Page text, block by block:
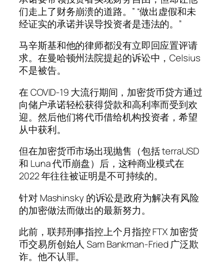
们走上了财务崩溃的道路。” “做出虚假和未
经证实的承诺并误导投资者是违法的。”
马辛斯基和他的律师都没有立即回应置评请
求。在曼哈顿州法院提起的诉讼中，Celsius
不是被告。
在 COVID-19 大流行期间，加密货币贷方通过
向储户承诺轻松获得贷款和高利率而受到欢
迎。然后他们将代币借给机构投资者，希望
从中获利。
但在加密货币市场出现抛售（包括 terraUSD
和 Luna 代币崩盘）后，这种商业模式在
2022 年往往被证明是不可持续的。
针对 Mashinsky 的诉讼是政府为解决有风险
的加密做法而做出的最新努力。
此前，联邦刑事指控上个月指控 FTX 加密货
币交易所创始人 Sam Bankman-Fried 广泛欺
诈。他不认罪。